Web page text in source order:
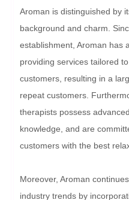
Aroman is distinguished by
background and charm.
establishment, Aroman has
providing services tailored
customers, resulting in a
repeat customers.
therapists possess
knowledge, and are
customers with the best
Moreover, Aroman
industry trends by